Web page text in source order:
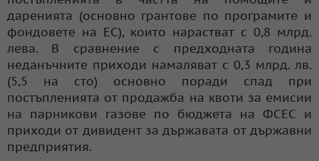
даренията (основно грантове по програмите и
фондовете на ЕС), които нарастват с 0,8 млрд.
лева. В сравнение с предходната година
неданъчните приходи намаляват с 0,3 млрд. лв.
(5,5 на сто) основно поради спад при
постъпленията от продажба на квоти за емисии
на парникови газове по бюджета на ФСЕС и
приходи от дивидент за държавата от държавни
предприятия.